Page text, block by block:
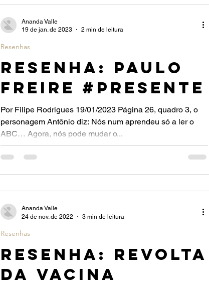
Resenha: Paulo
Freire #PRESENTE
Por Filipe Rodrigues 19/01/2023 Página 26, quadro 3, o
personagem Antônio diz: Nós num aprendeu só a ler o
ABC… Agora, nós pode mudar o...
Resenhas
Ananda Valle
19 de jan. de 2023
2 min de leitura
Resenha: Revolta
da Vacina
Resenhas
Ananda Valle
24 de nov. de 2022
3 min de leitura